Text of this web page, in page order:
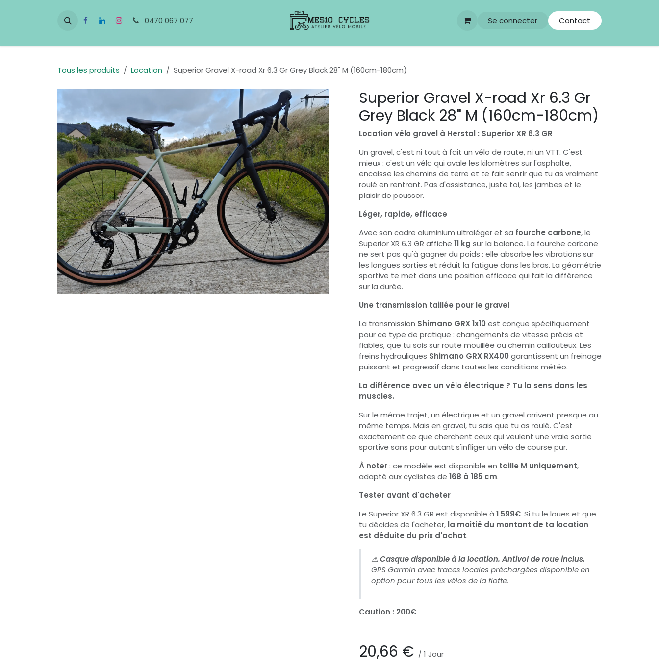
0470 067 077
Se connecter Contact
Tous les produits Location Superior Gravel X-road Xr 6.3 Gr Grey Black 28" M (160cm-180cm)
Superior Gravel X-road Xr 6.3 Gr
Grey Black 28" M (160cm-180cm)
Location vélo gravel à Herstal : Superior XR 6.3 GR
Un gravel, c'est ni tout à fait un vélo de route, ni un VTT. C'est
mieux : c'est un vélo qui avale les kilomètres sur l'asphalte,
encaisse les chemins de terre et te fait sentir que tu as vraiment
roulé en rentrant. Pas d'assistance, juste toi, les jambes et le
plaisir de pousser.
Léger, rapide, efficace
Avec son cadre aluminium ultraléger et sa fourche carbone, le
Superior XR 6.3 GR affiche 11 kg sur la balance. La fourche carbone
ne sert pas qu'à gagner du poids : elle absorbe les vibrations sur
les longues sorties et réduit la fatigue dans les bras. La géométrie
sportive te met dans une position efficace qui fait la différence
sur la durée.
Une transmission taillée pour le gravel
La transmission Shimano GRX 1x10 est conçue spécifiquement
pour ce type de pratique : changements de vitesse précis et
fiables, que tu sois sur route mouillée ou chemin caillouteux. Les
freins hydrauliques Shimano GRX RX400 garantissent un freinage
puissant et progressif dans toutes les conditions météo.
La différence avec un vélo électrique ? Tu la sens dans les
muscles.
Sur le même trajet, un électrique et un gravel arrivent presque au
même temps. Mais en gravel, tu sais que tu as roulé. C'est
exactement ce que cherchent ceux qui veulent une vraie sortie
sportive sans pour autant s'infliger un vélo de course pur.
À noter: ce modèle est disponible en taille M uniquement,
adapté aux cyclistes de 168 à 185 cm.
Tester avant d'acheter
Le Superior XR 6.3 GR est disponible à 1 599€. Si tu le loues et que
tu décides de l'acheter, la moitié du montant de ta location
est déduite du prix d'achat.
⚠️ Casque disponible à la location. Antivol de roue inclus.
GPS Garmin avec traces locales préchargées disponible en
option pour tous les vélos de la flotte.
Caution : 200€
20,66 € / 1 Jour